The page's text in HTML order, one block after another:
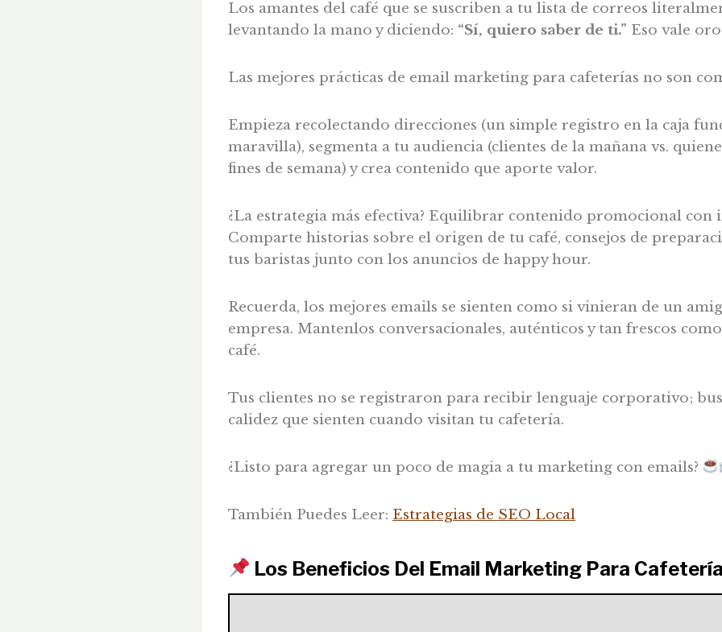
Los amantes del café que se suscriben a tu lista de correos
levantando la mano y diciendo: “Sí, quiero saber de ti.” Eso vale
Las mejores prácticas de email marketing para cafeterías no son
Empieza recolectando direcciones (un simple registro en la caja
maravilla), segmenta a tu audiencia (clientes de la mañana vs.
fines de semana) y crea contenido que aporte valor.
¿La estrategia más efectiva? Equilibrar contenido promocional
Comparte historias sobre el origen de tu café, consejos de
tus baristas junto con los anuncios de happy hour.
Recuerda, los mejores emails se sienten como si vinieran de un
empresa. Mantenlos conversacionales, auténticos y tan frescos
café.
Tus clientes no se registraron para recibir lenguaje corporativo;
calidez que sienten cuando visitan tu cafetería.
¿Listo para agregar un poco de magia a tu marketing con emails?
También Puedes Leer: Estrategias de SEO Local
Los Beneficios Del Email Marketing Para